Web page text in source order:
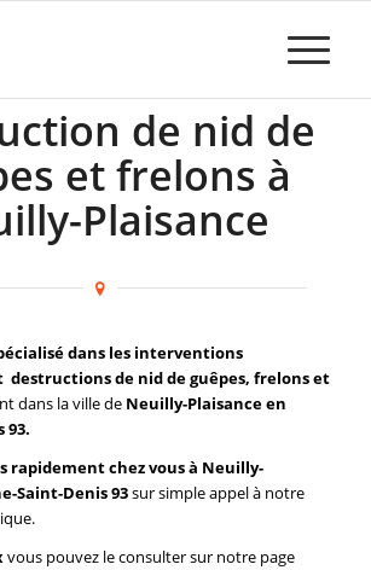
de nid de
et frelons à
Plaisance
dans les interventions
destructions de nid de guêpes, frelons et
dans la ville de Neuilly-Plaisance en
93.
rapidement chez vous à Neuilly-
Saint-Denis 93sur simple appel à notre
vous pouvez le consulter sur notre page